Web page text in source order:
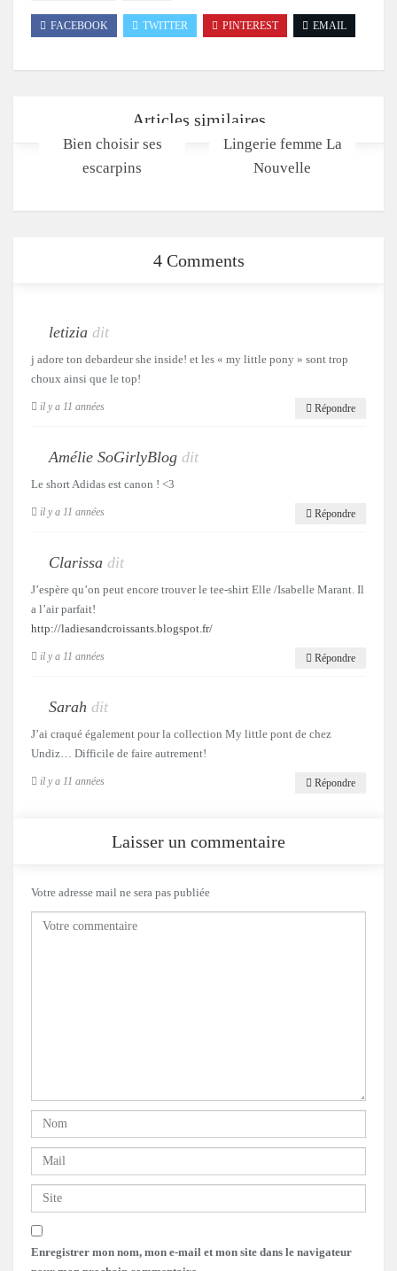
FACEBOOK TWITTER PINTEREST EMAIL
Articles similaires
Bien choisir ses
escarpins
Lingerie femme La
Nouvelle
4 Comments
letizia dit
j adore ton debardeur she inside! et les « my little pony » sont trop
choux ainsi que le top!
il y a 11 années Répondre
Amélie SoGirlyBlog dit
Le short Adidas est canon ! <3
il y a 11 années Répondre
Clarissa dit
J’espère qu’on peut encore trouver le tee-shirt Elle /Isabelle Marant. Il
a l’air parfait!
http://ladiesandcroissants.blogspot.fr/
il y a 11 années Répondre
Sarah dit
J’ai craqué également pour la collection My little pont de chez
Undiz… Difficile de faire autrement!
il y a 11 années Répondre
Laisser un commentaire
Votre adresse mail ne sera pas publiée
Enregistrer mon nom, mon e-mail et mon site dans le navigateur